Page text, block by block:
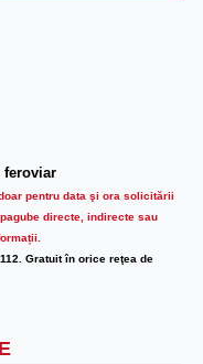
pentru data şi ora solicitării
directe, indirecte sau
Gratuit în orice reţea de